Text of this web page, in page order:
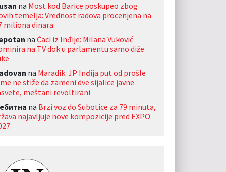
na Most kod Barice poskupeo zbog
temelja: Vrednost radova procenjena na
miliona dinara
na Ćaci iz Inđije: Milana Vuković
na TV dok u parlamentu samo diže
na Maradik: JP Inđija put od prošle
ne stiže da zameni dve sijalice javne
meštani revoltirani
na Brzi voz do Subotice za 79 minuta,
najavljuje nove kompozicije pred EXPO